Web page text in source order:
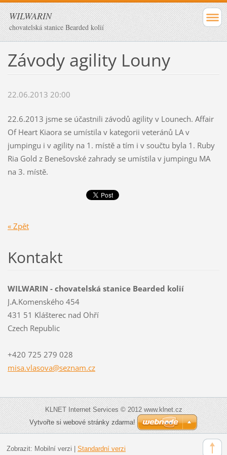
WILWARIN
chovatelská stanice Bearded kolií
Závody agility Louny
22.06.2013 20:00
22.6.2013 jsme se účastnili závodů agility v Lounech. Affair
Of Heart Kiaora se umístila v kategorii veteránů LA v
jumpingu i v agility na 1. místě a tím i v součtu byla 1. Ruby
Ria Gold z Benešovské zahrady se umístila v jumpingu MA
na 3. místě.
« Zpět
Kontakt
WILWARIN - chovatelská stanice Bearded kolií
J.A.Komenského 454
431 51 Klášterec nad Ohří
Czech Republic
+420 725 279 028
misa.vlasova@seznam.cz
KLNET Internet Services © 2012 www.klnet.cz
Vytvořte si webové stránky zdarma!
Zobrazit: Mobilní verzi Standardní verzi